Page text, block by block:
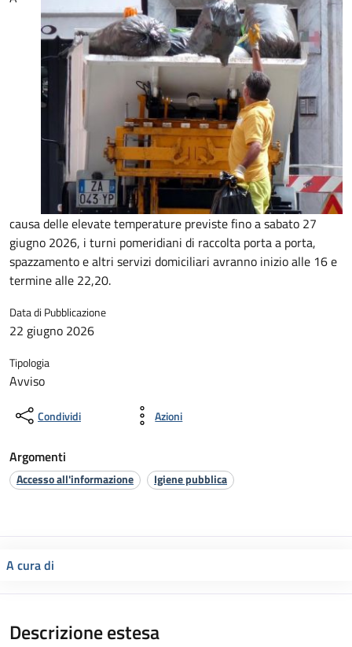
causa delle elevate temperature previste fino a sabato 27
giugno 2026, i turni pomeridiani di raccolta porta a porta,
spazzamento e altri servizi domiciliari avranno inizio alle 16 e
termine alle 22,20.
Data di Pubblicazione
22 giugno 2026
Tipologia
Avviso
Condividi Azioni
Argomenti
Accesso all'informazione Igiene pubblica
A cura di
Descrizione estesa